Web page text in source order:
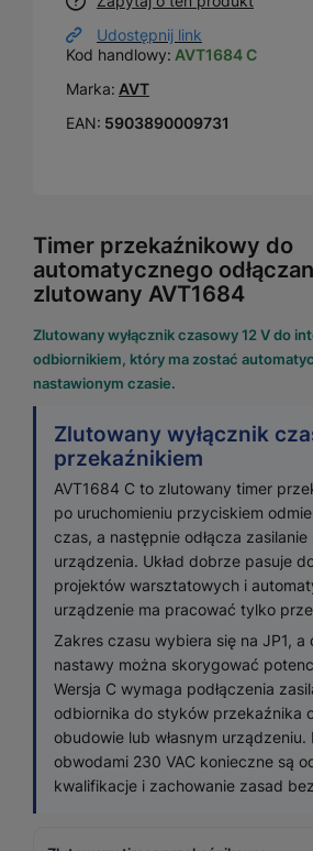
Udostępnij link
Kod handlowy: AVT1684 C
Marka: AVT
EAN: 5903890009731
Timer przekaźnikowy do
automatycznego
zlutowany AVT1684
Zlutowany wyłącznik czasowy 12 V do
odbiornikiem, który ma zostać
nastawionym czasie.
Zlutowany wyłącznik
przekaźnikiem
AVT1684 C to zlutowany timer
po uruchomieniu przyciskiem
czas, a następnie odłącza
urządzenia. Układ dobrze pasuje
projektów warsztatowych i
urządzenie ma pracować tylko
Zakres czasu wybiera się na JP1, a
nastawy można skorygować
Wersja C wymaga podłączenia
odbiornika do styków przekaźnika
obudowie lub własnym urządzeniu.
obwodami 230 VAC konieczne są
kwalifikacje i zachowanie zasad